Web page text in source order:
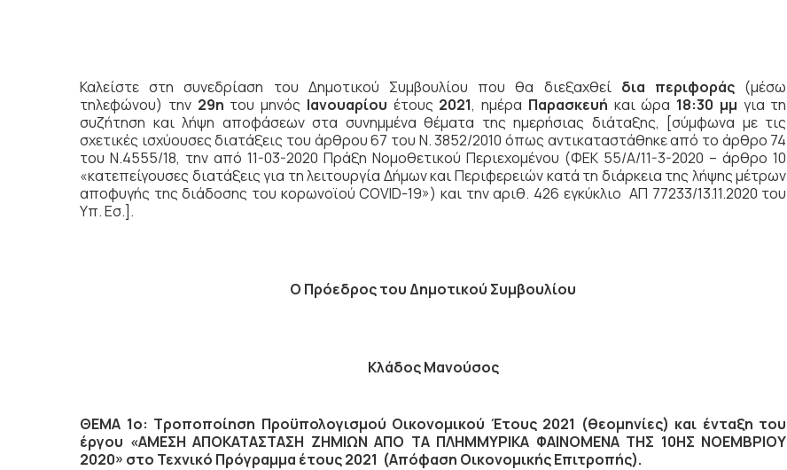
Καλείστε στη συνεδρίαση του Δημοτικού Συμβουλίου που θα διεξαχθεί δια περιφοράς (μέσω
τηλεφώνου) την 29η του μηνός Ιανουαρίου έτους 2021, ημέρα Παρασκευή και ώρα 18:30 μμ για τη
συζήτηση και λήψη αποφάσεων στα συνημμένα θέματα της ημερήσιας διάταξης, [σύμφωνα με τις
σχετικές ισχύουσες διατάξεις του άρθρου 67 του Ν. 3852/2010 όπως αντικαταστάθηκε από το άρθρο 74
του Ν.4555/18, την από 11-03-2020 Πράξη Νομοθετικού Περιεχομένου (ΦΕΚ 55/Α/11-3-2020 – άρθρο 10
«κατεπείγουσες διατάξεις για τη λειτουργία Δήμων και Περιφερειών κατά τη διάρκεια της λήψης μέτρων
αποφυγής της διάδοσης του κορωνοϊού COVID-19») και την αριθ. 426 εγκύκλιο ΑΠ 77233/13.11.2020 του
Υπ. Εσ.].
Ο Πρόεδρος του Δημοτικού Συμβουλίου
Κλάδος Μανούσος
ΘΕΜΑ 1ο: Τροποποίηση Προϋπολογισμού Οικονομικού Έτους 2021 (θεομηνίες) και ένταξη του
έργου «ΑΜΕΣΗ ΑΠΟΚΑΤΑΣΤΑΣΗ ΖΗΜΙΩΝ ΑΠΟ ΤΑ ΠΛΗΜΜΥΡΙΚΑ ΦΑΙΝΟΜΕΝΑ ΤΗΣ 10ΗΣ ΝΟΕΜΒΡΙΟΥ
2020» στο Τεχνικό Πρόγραμμα έτους 2021 (Απόφαση Οικονομικής Επιτροπής).